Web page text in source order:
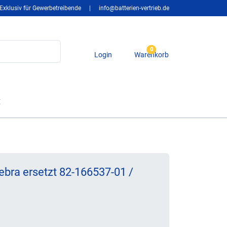
Exklusiv für Gewerbetreibende info@batterien-vertrieb.de
Login
0
Warenkorb
ersetzt 82-166537-01 /